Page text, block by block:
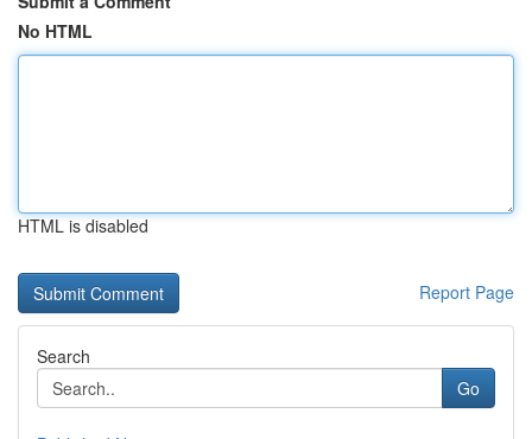
No HTML
HTML is disabled
Report Page
Search
Go